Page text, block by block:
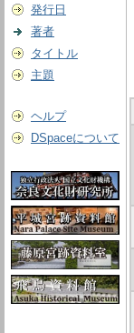
発行日
著者
タイトル
主題
ヘルプ
DSpaceについて